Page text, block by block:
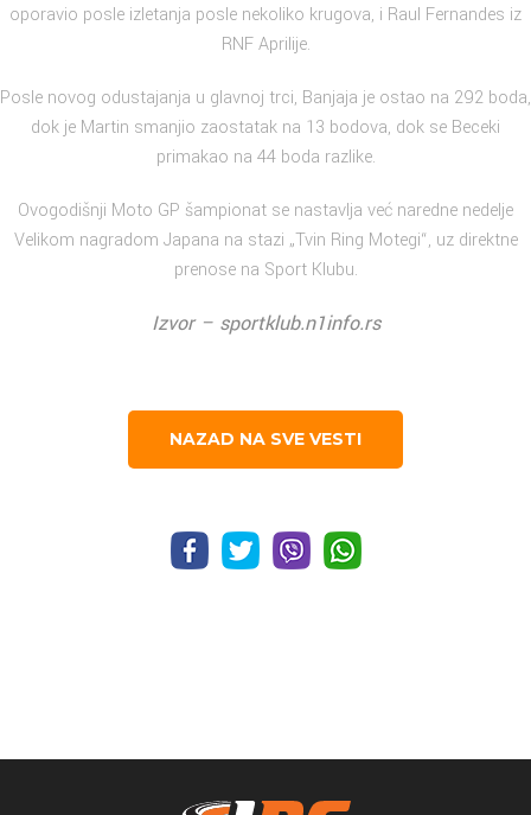
oporavio posle izletanja posle nekoliko krugova, i Raul Fernandes iz
RNF Aprilije.
Posle novog odustajanja u glavnoj trci, Banjaja je ostao na 292 boda,
dok je Martin smanjio zaostatak na 13 bodova, dok se Beceki
primakao na 44 boda razlike.
Ovogodišnji Moto GP šampionat se nastavlja već naredne nedelje
Velikom nagradom Japana na stazi „Tvin Ring Motegi“, uz direktne
prenose na Sport Klubu.
Izvor – sportklub.n1info.rs
NAZAD NA SVE VESTI